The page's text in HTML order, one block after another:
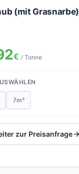
(mit Grasnarbe)
€ / Tonne
7m³
zur Preisanfrage